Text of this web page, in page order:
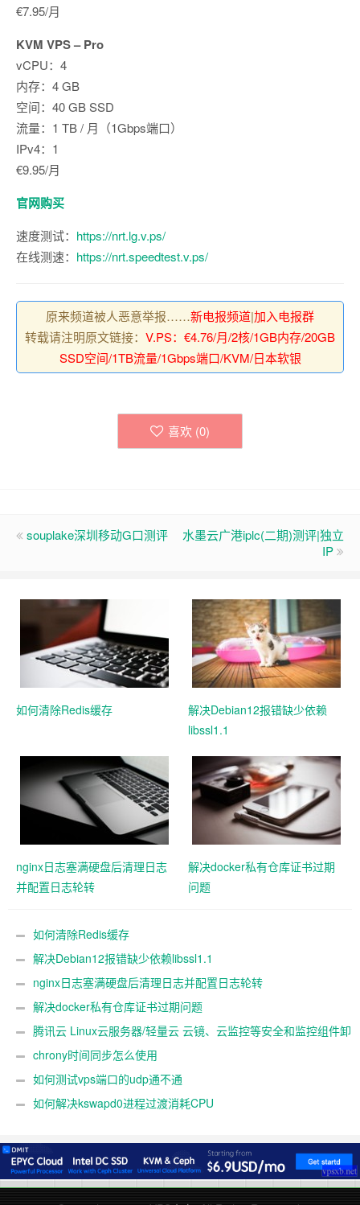
€7.95/月
KVM VPS – Pro
vCPU：4
内存：4 GB
空间：40 GB SSD
流量：1 TB / 月（1Gbps端口）
IPv4：1
€9.95/月
官网购买
速度测试： https://nrt.lg.v.ps/
在线测速： https://nrt.speedtest.v.ps/
原来频道被人恶意举报……新电报频道|加入电报群
转载请注明原文链接： V.PS：€4.76/月/2核/1GB内存/20GB
SSD空间/1TB流量/1Gbps端口/KVM/日本软银
喜欢 (0)
souplake深圳移动G口测评
水墨云广港iplc(二期)测评|独立
IP
如何清除Redis缓存
解决Debian12报错缺少依赖
libssl1.1
nginx日志塞满硬盘后清理日志
并配置日志轮转
解决docker私有仓库证书过期
问题
如何清除Redis缓存
解决Debian12报错缺少依赖libssl1.1
nginx日志塞满硬盘后清理日志并配置日志轮转
解决docker私有仓库证书过期问题
腾讯云 Linux云服务器/轻量云 云镜、云监控等安全和监控组件卸
载教程chrony时间同步怎么使用
如何测试vps端口的udp通不通
如何解决kswapd0进程过渡消耗CPU